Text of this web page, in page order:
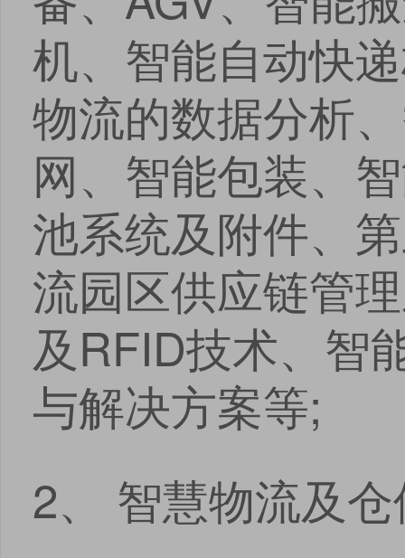
机、智能自动快
物流的数据分析
网、智能包装、
池系统及附件、
流园区供应链管
及RFID技术、智
与解决方案等;
2、 智慧物流及